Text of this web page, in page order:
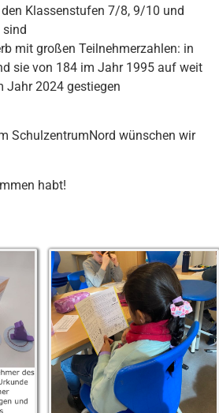
Klassenstufen 7/8, 9/10 und
sind
mit großen Teilnehmerzahlen: in
sie von 184 im Jahr 1995 auf weit
Jahr 2024 gestiegen
SchulzentrumNord wünschen wir
habt!